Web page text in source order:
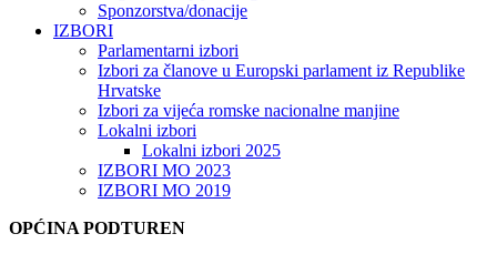
Sponzorstva/donacije
IZBORI
Parlamentarni izbori
Izbori za članove u Europski parlament iz Republike
Hrvatske
Izbori za vijeća romske nacionalne manjine
Lokalni izbori
Lokalni izbori 2025
IZBORI MO 2023
IZBORI MO 2019
OPĆINA PODTUREN